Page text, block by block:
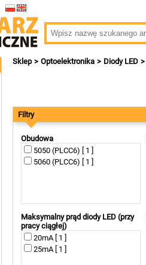
Sklep Optoelektronika Diody LED
Filtry
Obudowa
5050 (PLCC6) [ 1 ]
5060 (PLCC6) [ 1 ]
Maksymalny prąd diody LED (przy
pracy ciągłej)
20mA [ 1 ]
25mA [ 1 ]